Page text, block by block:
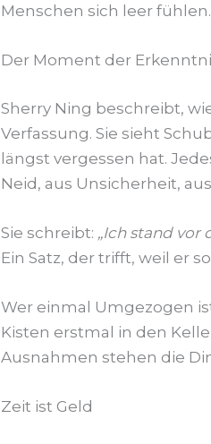
Menschen sich leer
Der Moment der
Sherry Ning beschreibt,
Verfassung. Sie sieht
längst vergessen hat.
Neid, aus Unsicherheit,
Sie schreibt: „Ich stand vor
Ein Satz, der trifft, weil er
Wer einmal Umgezogen
Kisten erstmal in den
Ausnahmen stehen die
Zeit ist Geld